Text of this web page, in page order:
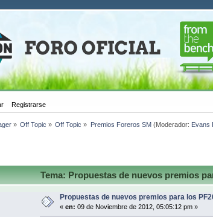
Registrarse
» Off Topic » Off Topic » Premios Foreros SM (Moderador: Evans
Tema: Propuestas de nuevos premios
Propuestas de nuevos premios para los
« en: 09 de Noviembre de 2012, 05:05:12 pm »